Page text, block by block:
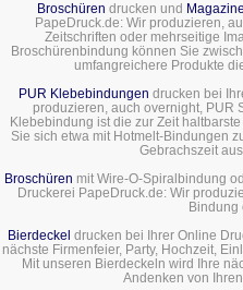
Broschüren drucken und Magazine
PapeDruck.de: Wir produzieren,
Zeitschriften oder mehrseitige
Broschürenbindung können Sie
umfangreichere Produkte
PUR Klebebindungen drucken bei
produzieren, auch overnight, PUR
Klebebindung ist die zur Zeit
Sie sich etwa mit Hotmelt-Bindungen
Gebrachszeit
Broschüren mit Wire-O-Spiralbindung
Druckerei PapeDruck.de: Wir
Bindung
Bierdeckel drucken bei Ihrer Online
nächste Firmenfeier, Party, Hochzeit,
Mit unseren Bierdeckeln wird Ihre
Andenken von